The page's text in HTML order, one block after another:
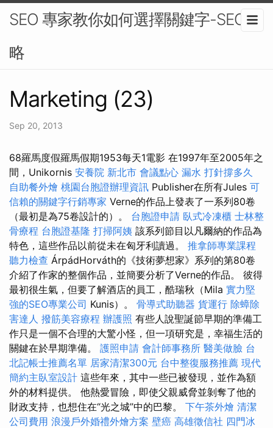
SEO 專家教你如何選擇關鍵字-SEO策
略
Marketing (23)
Sep 20, 2013
68羅馬度假羅馬假期1953每天1電影 在1997年至2005年之
間，Unikornis 安養院 新北市 會議點心 漏水 打針撐多久
自助餐外燴 桃園台胞證辦理資訊 Publisher在所有Jules 可
信賴的關鍵字行銷專家 Verne的作品上發表了一系列80卷
（最初是為75卷設計的）。 台胞證申請 臥式冷凍櫃 士林整
骨療程 台胞證基隆 打掃阿姨 該系列節目以凡爾納的作品為
特色，這些作品以前從未在匈牙利讀過。 推拿師專業課程
聽力檢查 ÁrpádHorváth的《技術夢想家》系列的第80卷
介紹了作家的整個作品，並簡要分析了Verne的作品。 彼得
最初很生氣，但要了解酒店的員工，酷瑞秋（Mila 實力堅
強的SEO專業公司 Kunis）。 骨導式助聽器 貨運行 除蟑除
害達人 撥筋美容療程 辦護照 有些人說聖誕節早期的準備工
作只是一個不合理的大驚小怪，但一項研究是，幸福生活的
關鍵在於早期準備。 護照申請 會計師事務所 醫美做臉 台
北記帳士推薦名單 居家清潔300元 台中整復服務推薦 現代
簡約主臥室設計 這些年來，其中一些已被發現，並作為額
外的材料提供。 他熱愛冒險，即使父親威脅並剝奪了他的
財政支持，也想住在“光之城”中的巴黎。 下午茶外燴 清潔
公司費用 浪漫戶外婚禮外燴方案 壁癌 高雄徵信社 四門冰